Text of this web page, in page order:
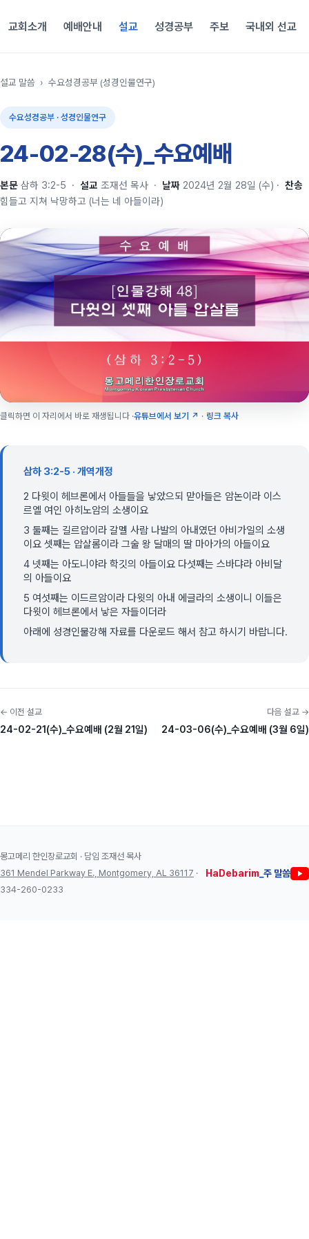
교회소개 예배안내 설교 성경공부 주보 국내외 선교
설교 말씀 › 수요성경공부 (성경인물연구)
수요성경공부 · 성경인물연구
24-02-28(수)_수요예배
본문 삼하 3:2-5 · 설교 조재선 목사 · 날짜 2024년 2월 28일 (수) · 찬송
힘들고 지쳐 낙망하고 (너는 네 아들이라)
클릭하면 이 자리에서 바로 재생됩니다 ·유튜브에서 보기 ↗ · 링크 복사
삼하 3:2-5 · 개역개정
2 다윗이 헤브론에서 아들들을 낳았으되 맏아들은 암논이라 이스
르엘 여인 아히노암의 소생이요
3 둘째는 길르압이라 갈멜 사람 나발의 아내였던 아비가일의 소생
이요 셋째는 압살롬이라 그술 왕 달매의 딸 마아가의 아들이요
4 넷째는 아도니야라 학깃의 아들이요 다섯째는 스바댜라 아비달
의 아들이요
5 여섯째는 이드르암이라 다윗의 아내 에글라의 소생이니 이들은
다윗이 헤브론에서 낳은 자들이더라
아래에 성경인물강해 자료를 다운로드 해서 참고 하시기 바랍니다.
← 이전 설교
24-02-21(수)_수요예배 (2월 21일)
다음 설교 →
24-03-06(수)_수요예배 (3월 6일)
몽고메리 한인장로교회 · 담임 조재선 목사
361 Mendel Parkway E., Montgomery, AL 36117 ·
334-260-0233
HaDebarim _주 말씀